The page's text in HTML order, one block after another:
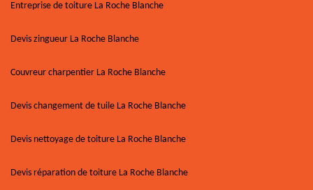
Entreprise de toiture La Roche Blanche
Devis zingueur La Roche Blanche
Couvreur charpentier La Roche Blanche
Devis changement de tuile La Roche Blanche
Devis nettoyage de toiture La Roche Blanche
Devis réparation de toiture La Roche Blanche